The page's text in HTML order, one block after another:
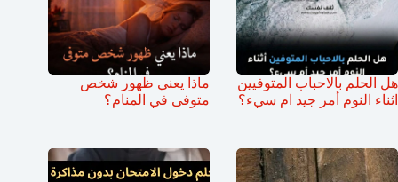
هل الحلم بالاحباب المتوفيين
اثناء النوم أمر جيد ام سيء؟
ماذا يعني ظهور شخص
متوفى في المنام؟